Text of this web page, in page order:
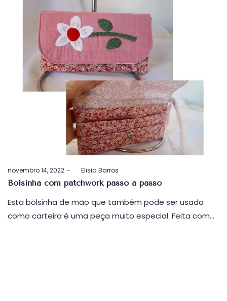
Postado
em
novembro 14, 2022 byElisia Barros
Bolsinha com patchwork passo a passo
Esta bolsinha de mão que também pode ser usada
como carteira é uma peça muito especial. Feita com…